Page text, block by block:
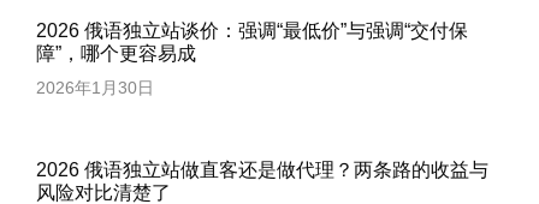
2026 俄语独立站谈价：强调“最低价”与强调“交付保
障”，哪个更容易成
2026年1月30日
2026 俄语独立站做直客还是做代理？两条路的收益与
风险对比清楚了